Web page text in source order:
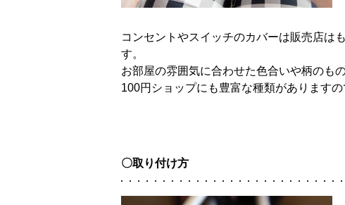
コンセントやスイッチのカバーは販売店は
す。
お部屋の雰囲気に合わせた色合いや柄のも
100円ショップにも豊富な種類があります
〇取り付け方